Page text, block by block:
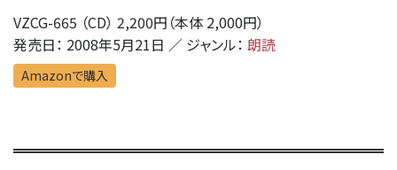
VZCG-665 （CD） 2,200円（本体 2,000円）
発売日： 2008年5月21日 ／ ジャンル： 朗読
Amazonで購入